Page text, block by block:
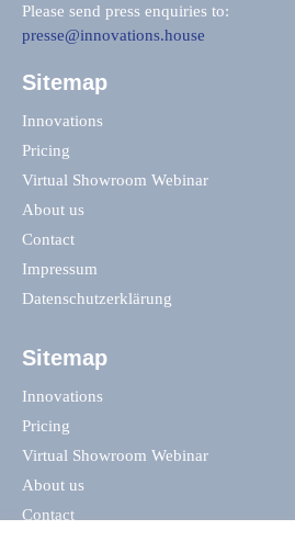
Please send press enquiries to:
presse@innovations.house
Sitemap
Innovations
Pricing
Virtual Showroom Webinar
About us
Contact
Impressum
Datenschutzerklärung
Sitemap
Innovations
Pricing
Virtual Showroom Webinar
About us
Contact